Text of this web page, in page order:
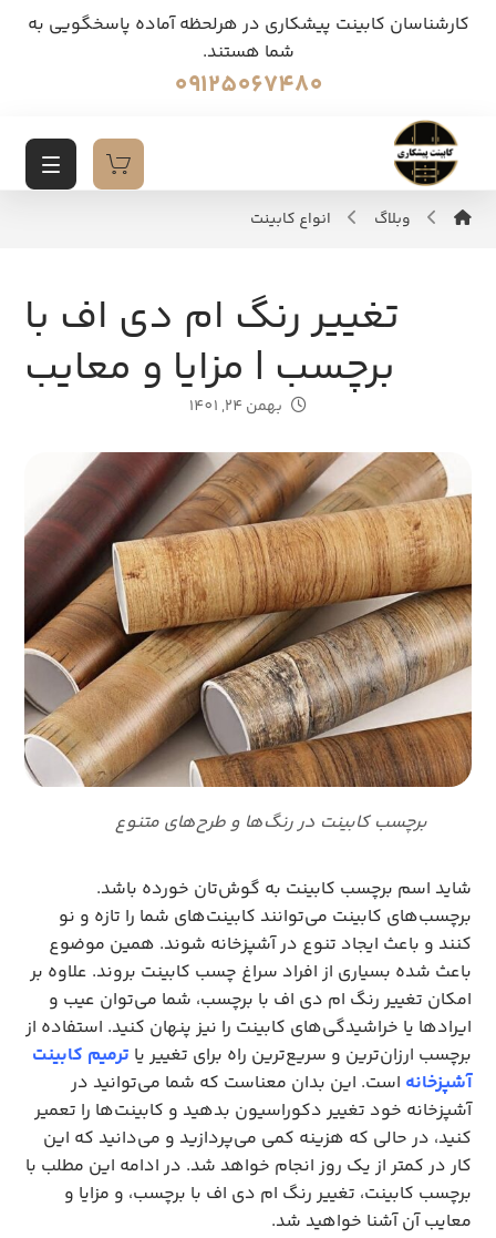
کارشناسان کابینت پیشکاری در هرلحظه آماده پاسخگویی به
شما هستند.
09125067480
وبلاگ انواع کابینت
تغییر رنگ ام دی اف با
برچسب | مزایا و معایب
بهمن 24, 1401
برچسب کابینت در رنگ‌ها و طرح‌های متنوع
شاید اسم برچسب کابینت به گوش‌تان خورده باشد.
برچسب‌های کابینت می‌توانند کابینت‌های شما را تازه و نو
کنند و باعث ایجاد تنوع در آشپزخانه شوند. همین موضوع
باعث شده بسیاری از افراد سراغ چسب کابینت بروند. علاوه بر
امکان تغییر رنگ ام دی اف با برچسب، شما می‌توان عیب و
ایراد‌ها یا خراشیدگی‌های کابینت را نیز پنهان کنید. استفاده از
برچسب ارزان‌ترین و سریع‌ترین راه برای تغییر یا ترمیم کابینت
آشپزخانه است. این بدان معناست که شما می‌توانید در
آشپزخانه خود تغییر دکوراسیون بدهید و کابینت‌ها را تعمیر
کنید، در حالی که هزینه کمی می‌پردازید و می‌دانید که این
کار در کمتر از یک روز انجام خواهد شد. در ادامه این مطلب با
برچسب کابینت، تغییر رنگ ام دی اف با برچسب، و مزایا و
معایب آن آشنا خواهید شد.